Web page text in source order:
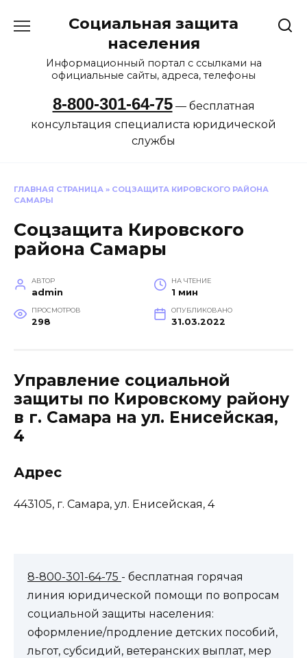
Социальная защита
населения
Информационный портал с ссылками на
официальные сайты, адреса, телефоны
8-800-301-64-75— бесплатная
консультация специалиста юридической
службы
ГЛАВНАЯ СТРАНИЦА » СОЦЗАЩИТА КИРОВСКОГО РАЙОНА
САМАРЫ
Соцзащита Кировского
района Самары
АВТОР
admin
НА ЧТЕНИЕ
1 мин
ПРОСМОТРОВ
298
ОПУБЛИКОВАНО
31.03.2022
Управление социальной
защиты по Кировскому району
в г. Самара на ул. Енисейская,
4
Адрес
443105, г. Самара, ул. Енисейская, 4
8-800-301-64-75 - бесплатная горячая
линия юридической помощи по вопросам
социальной защиты населения:
оформление/продление детских пособий,
льгот, субсидий, ветеранских выплат, мер